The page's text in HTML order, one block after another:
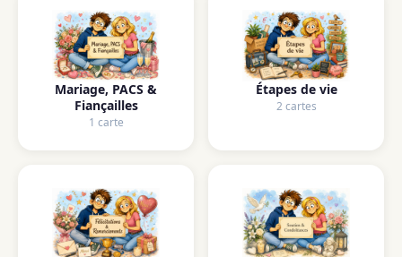
Mariage, PACS &
Fiançailles
1 carte
Étapes de vie
2 cartes